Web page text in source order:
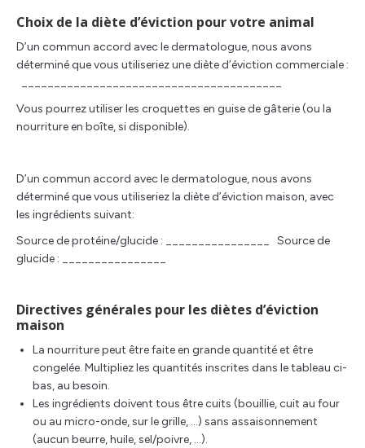
Choix de la diète d’éviction pour votre animal
D’un commun accord avec le dermatologue, nous avons
déterminé que vous utiliseriez une diète d’éviction commerciale :
Vous pourrez utiliser les croquettes en guise de gâterie (ou la
nourriture en boîte, si disponible).
D’un commun accord avec le dermatologue, nous avons
déterminé que vous utiliseriez la diète d’éviction maison, avec
les ingrédients suivant:
Source de protéine/glucide : ________________ Source de
glucide : ________________
Directives générales pour les diètes d’éviction
maison
La nourriture peut être faite en grande quantité et être
congelée. Multipliez les quantités inscrites dans le tableau ci-
bas, au besoin.
Les ingrédients doivent tous être cuits (bouillie, cuit au four
ou au micro-onde, sur le grille, …) sans assaisonnement
(aucun beurre, huile, sel/poivre, …).